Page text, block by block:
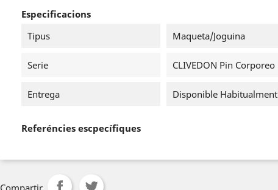
Especificacions
Tipus
Maqueta/Joguina
Serie CLIVEDON Pin Corporeo
Entrega Disponible Habitualment
Referéncies escpecífiques
Compartir